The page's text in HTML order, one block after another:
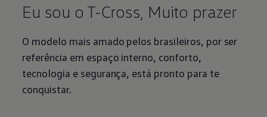
Eu sou o T-Cross, Muito prazer
O modelo mais amado pelos brasileiros, por ser
referência em espaço interno, conforto,
tecnologia e segurança, está pronto para te
conquistar.